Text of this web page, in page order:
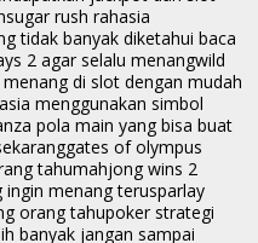
sugar rush rahasia
tidak banyak diketahui baca
2 agar selalu menangwild
di slot dengan mudah
menggunakan simbol
pola main yang bisa buat
gates of olympus
tahumahjong wins 2
ingin menang terusparlay
orang tahupoker strategi
banyak jangan sampai